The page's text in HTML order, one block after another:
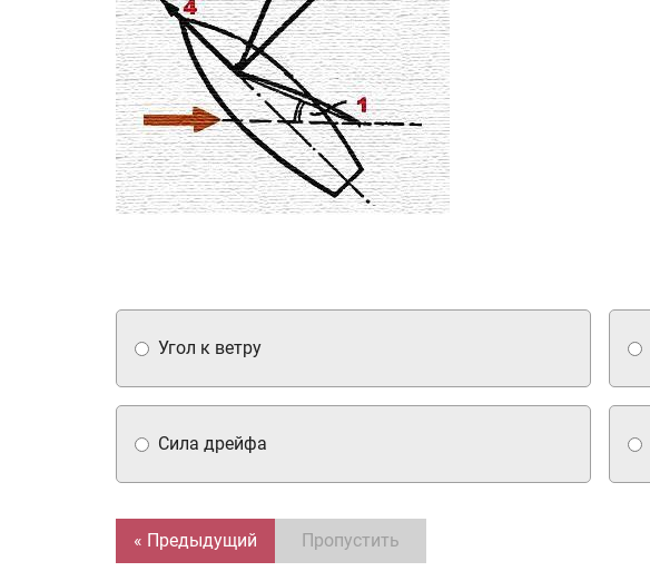
Сила дрейфа
Угол к ветру
« Предыдущий Пропустить